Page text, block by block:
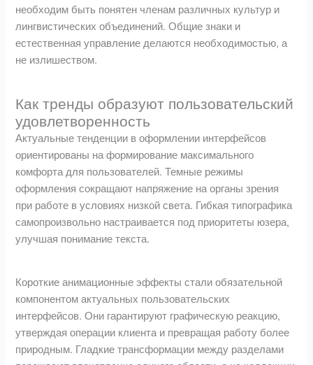
необходим быть понятен членам различных культур и
лингвистических объединений. Общие знаки и
естественная управление делаются необходимостью, а
не излишеством.
Как тренды образуют пользовательский
удовлетворенность
Актуальные тенденции в оформлении интерфейсов
ориентированы на формирование максимального
комфорта для пользователей. Темные режимы
оформления сокращают напряжение на органы зрения
при работе в условиях низкой света. Гибкая типографика
самопроизвольно настраивается под приоритеты юзера,
улучшая понимание текста.
Короткие анимационные эффекты стали обязательной
компонентом актуальных пользовательских
интерфейсов. Они гарантируют графическую реакцию,
утверждая операции клиента и превращая работу более
природным. Гладкие трансформации между разделами